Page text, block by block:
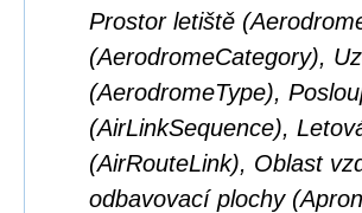
Prostor letiště
(AerodromeCategory),
(AerodromeType),
(AirLinkSequence),
(AirRouteLink), Oblast
odbavovací plochy